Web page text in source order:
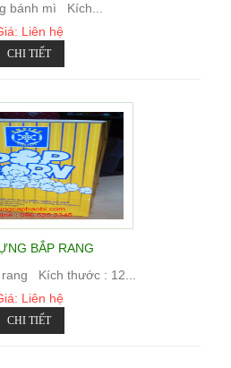
bánh mì Kích...
Liên hệ
CHI TIẾT
BẮP RANG
Kích thước : 12...
Liên hệ
CHI TIẾT